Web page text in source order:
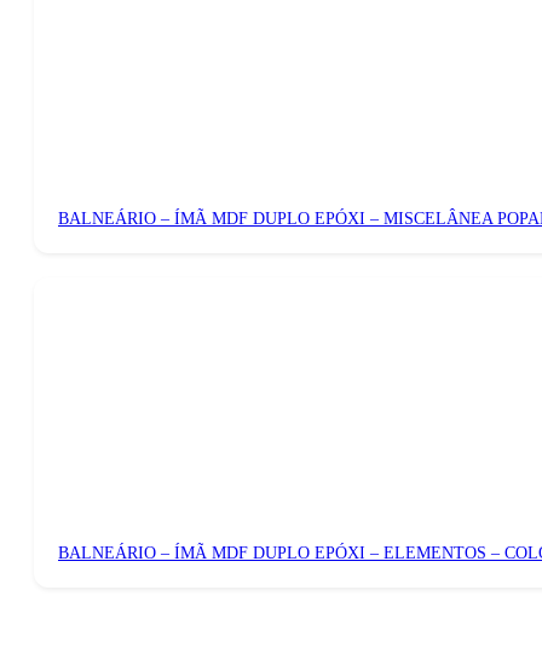
BALNEÁRIO – ÍMÃ MDF DUPLO EPÓXI – MISCELÂNEA
BALNEÁRIO – ÍMÃ MDF DUPLO EPÓXI – ELEMENTOS –